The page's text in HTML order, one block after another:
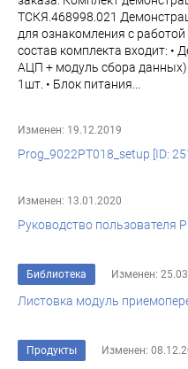
ТСКЯ.468998.021
для ознакомления с
состав комплекта входит: •
АЦП + модуль сбора данных)
1шт. • Блок питания...
Изменен: 19.12.2019
Prog_9022PT018_setup [ID:
Изменен: 13.01.2020
Руководство пользователя
Библиотека Изменен:
Листовка модуль
Продукты Изменен: